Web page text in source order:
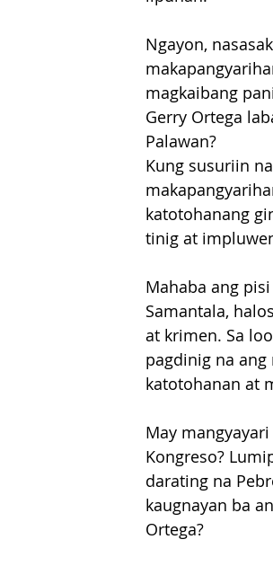
Ngayon,
magkaibang
Gerry Ortega
Palawan?
Kung susuriin
katotohanang
tinig at
Mahaba ang
Samantala,
at krimen. Sa
pagdinig na
katotohanan at
May
Kongreso?
darating na
kaugnayan ba
Ortega?